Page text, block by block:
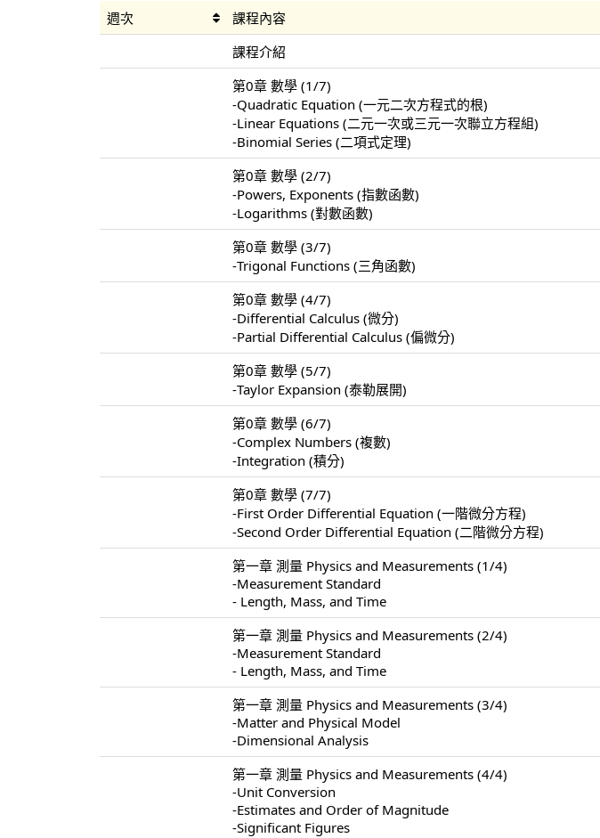
週次 課程內容
課程介紹
第0章 數學 (1/7)
-Quadratic Equation (一元二次方程式的根)
-Linear Equations (二元一次或三元一次聯立方程組)
-Binomial Series (二項式定理)
第0章 數學 (2/7)
-Powers, Exponents (指數函數)
-Logarithms (對數函數)
第0章 數學 (3/7)
-Trigonal Functions (三角函數)
第0章 數學 (4/7)
-Differential Calculus (微分)
-Partial Differential Calculus (偏微分)
第0章 數學 (5/7)
-Taylor Expansion (泰勒展開)
第0章 數學 (6/7)
-Complex Numbers (複數)
-Integration (積分)
第0章 數學 (7/7)
-First Order Differential Equation (一階微分方程)
-Second Order Differential Equation (二階微分方程)
第一章 測量 Physics and Measurements (1/4)
-Measurement Standard
- Length, Mass, and Time
第一章 測量 Physics and Measurements (2/4)
-Measurement Standard
- Length, Mass, and Time
第一章 測量 Physics and Measurements (3/4)
-Matter and Physical Model
-Dimensional Analysis
第一章 測量 Physics and Measurements (4/4)
-Unit Conversion
-Estimates and Order of Magnitude
-Significant Figures